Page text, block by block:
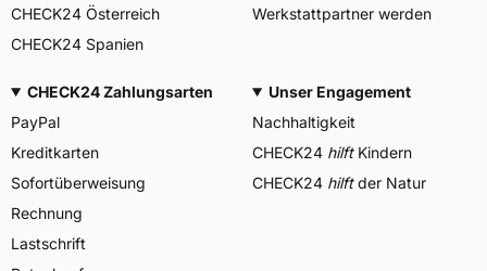
CHECK24 Österreich
CHECK24 Spanien
Werkstattpartner werden
CHECK24 Zahlungsarten
PayPal
Kreditkarten
Sofortüberweisung
Rechnung
Lastschrift
Unser Engagement
Nachhaltigkeit
CHECK24 hilftKindern
CHECK24 hilftder Natur